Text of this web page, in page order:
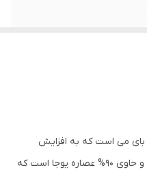
بای می است که به افزایش
درخشش و روشنایی پوست کمک کرده و حاوی 90% عصاره یوجا است که